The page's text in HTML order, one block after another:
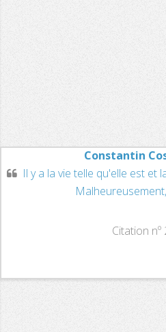
Constantin
Il y a la vie telle qu'elle est et
Citation nº